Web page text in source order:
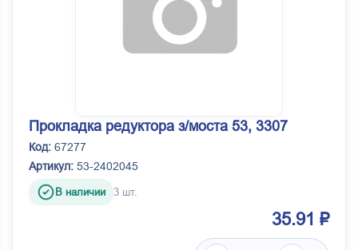
Прокладка редуктора з/моста 53, 3307
Код: 67277
Артикул: 53-2402045
В наличии 3 шт.
35.91 ₽